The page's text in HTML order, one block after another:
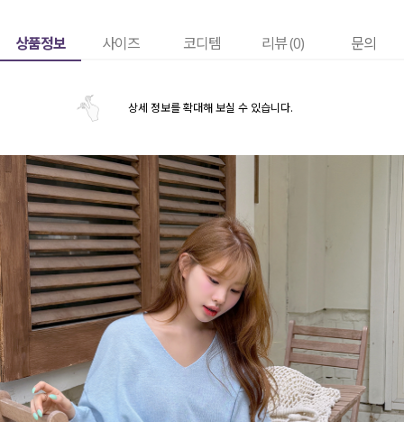
상품정보 사이즈 코디템 리뷰 (0) 문의
상세 정보를 확대해 보실 수 있습니다.